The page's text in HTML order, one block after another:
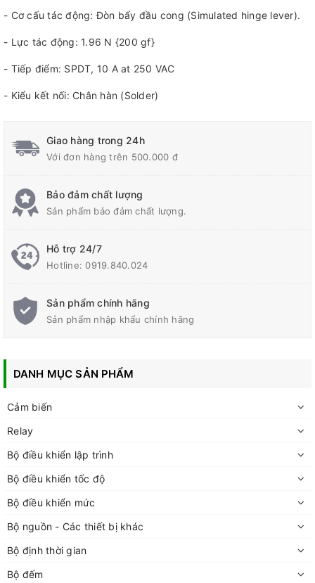
- Cơ cấu tác động: Đòn bẩy đầu cong (Simulated hinge lever).
- Lực tác động: 1.96 N {200 gf}
- Tiếp điểm: SPDT, 10 A at 250 VAC
- Kiểu kết nối: Chân hàn (Solder)
Giao hàng trong 24h
Với đơn hàng trên 500.000 đ
Bảo đảm chất lượng
Sản phẩm bảo đảm chất lượng.
Hỗ trợ 24/7
Hotline:0919.840.024
Sản phẩm chính hãng
Sản phẩm nhập khẩu chính hãng
DANH MỤC SẢN PHẨM
Cảm biến
Relay
Bộ điều khiển lập trình
Bộ điều khiển tốc độ
Bộ điều khiển mức
Bộ nguồn - Các thiết bị khác
Bộ định thời gian
Bộ đếm